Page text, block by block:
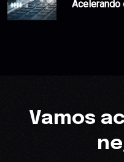
Acelerando
Vamos